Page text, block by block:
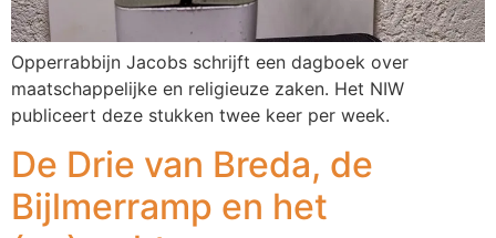
Opperrabbijn Jacobs schrijft een dagboek over
maatschappelijke en religieuze zaken. Het NIW
publiceert deze stukken twee keer per week.
De Drie van Breda, de
Bijlmerramp en het